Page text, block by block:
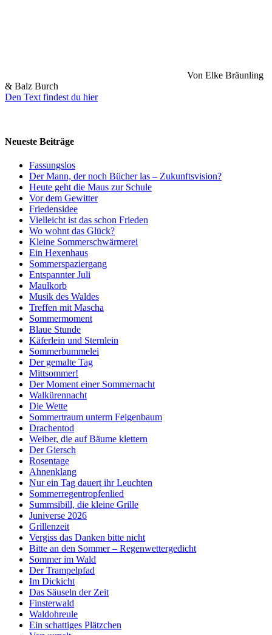
Von Elke Bräunling
& Balz Burch
Den Text findest du hier
Neueste Beiträge
Fassungslos
Der Mann, der noch Bücher las – Zukunftsvision?
Heute geht die Maus zur Schule
Vor dem Gewitter
Friedensidee
Vielleicht ist das schon Frieden
Wo wohnt das Glück?
Kleine Sommerschwärmerei
Ein Hexenhaus
Sommerspaziergang
Entspannter Juli
Maulkorb
Musik des Waldes
Treffen mit Mascha
Sommermoment
Blaue Stunde
Käferlein und Sternlein
Sommerbummelei
Der gemalte Tag
Mittsommer!
Der Moment einer Sommernacht
Walkürennacht
Die Wette
Sommertraum unterm Feigenbaum
Drachentod
Weiber, die auf Bäume klettern
Der Giersch
Rosentage
Ahnenklang
Nur ein Tag dauert ihr Leuchten
Sommerregentropfenlied
Summsibill, die kleine Grille
Juniverse 2026
Grillenzeit
Vergiss das Danken bitte nicht
Bitte an den Sommer – Regenwettergedicht
Sommer im Wald
Der Trampelpfad
Im Dickicht
Das Säuseln der Zeit
Finsterwald
Waldohreule
Ein schattiges Plätzchen